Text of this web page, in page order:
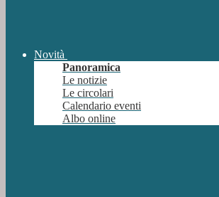
Novità
Panoramica
Le notizie
Le circolari
Calendario eventi
Albo online